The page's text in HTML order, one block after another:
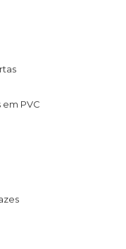
em PVC